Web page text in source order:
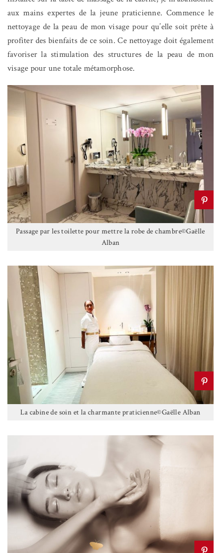
aux mains expertes de la jeune praticienne. Commence le
nettoyage de la peau de mon visage pour qu’elle soit prête à
profiter des bienfaits de ce soin. Ce nettoyage doit également
favoriser la stimulation des structures de la peau de mon
visage pour une totale métamorphose.
Passage par les toilette pour mettre la robe de chambre©Gaëlle
Alban
La cabine de soin et la charmante praticienne©Gaëlle Alban